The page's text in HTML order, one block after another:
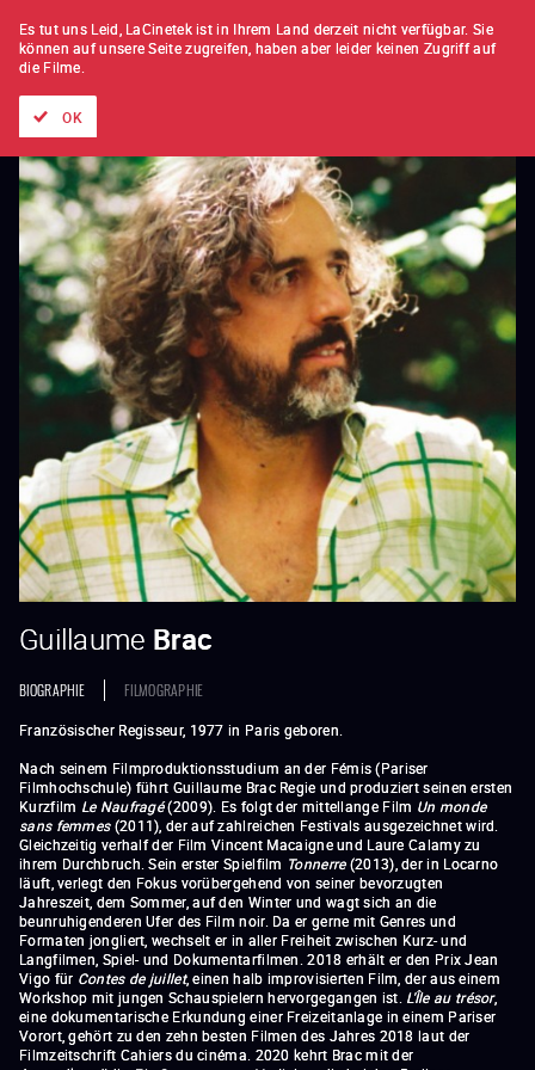
FILM FÜR FILM ABONNEMENT
Guillaume Brac
BIOGRAPHIE FILMOGRAPHIE
Französischer Regisseur, 1977 in Paris geboren.
Nach seinem Filmproduktionsstudium an der Fémis (Pariser
Filmhochschule) führt Guillaume Brac Regie und produziert seinen ersten
Kurzfilm Le Naufragé(2009). Es folgt der mittellange Film Un monde
sans femmes(2011), der auf zahlreichen Festivals ausgezeichnet wird.
Gleichzeitig verhalf der Film Vincent Macaigne und Laure Calamy zu
ihrem Durchbruch. Sein erster Spielfilm Tonnerre(2013), der in Locarno
läuft, verlegt den Fokus vorübergehend von seiner bevorzugten
Jahreszeit, dem Sommer, auf den Winter und wagt sich an die
beunruhigenderen Ufer des Film noir. Da er gerne mit Genres und
Formaten jongliert, wechselt er in aller Freiheit zwischen Kurz- und
Langfilmen, Spiel- und Dokumentarfilmen. 2018 erhält er den Prix Jean
Vigo für Contes de juillet, einen halb improvisierten Film, der aus einem
Workshop mit jungen Schauspielern hervorgegangen ist. L'Île au trésor,
eine dokumentarische Erkundung einer Freizeitanlage in einem Pariser
Vorort, gehört zu den zehn besten Filmen des Jahres 2018 laut der
Filmzeitschrift Cahiers du cinéma. 2020 kehrt Brac mit der
Es tut uns Leid, LaCinetek ist in Ihrem Land derzeit nicht verfügbar. Sie
können auf unsere Seite zugreifen, haben aber leider keinen Zugriff auf
die Filme.
OK